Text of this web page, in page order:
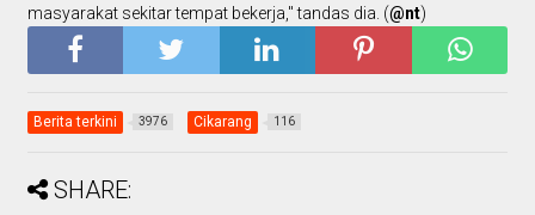
masyarakat sekitar tempat bekerja," tandas dia. (@nt)
Berita terkini 3976 Cikarang 116
SHARE: